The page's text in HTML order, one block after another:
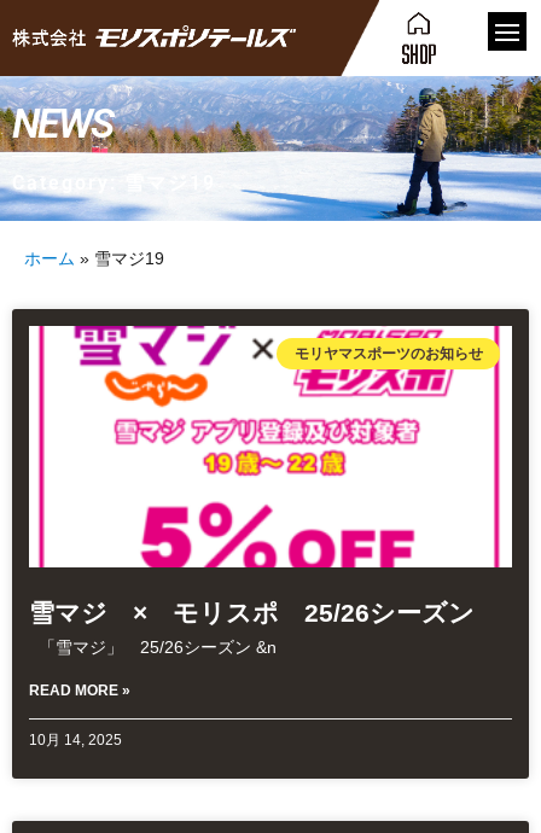
NEWS
Category: 雪マジ19
ホーム » 雪マジ19
モリヤマスポーツのお知らせ
雪マジ × モリスポ 25/26シーズン
「雪マジ」 25/26シーズン &n
READ MORE »
10月 14, 2025